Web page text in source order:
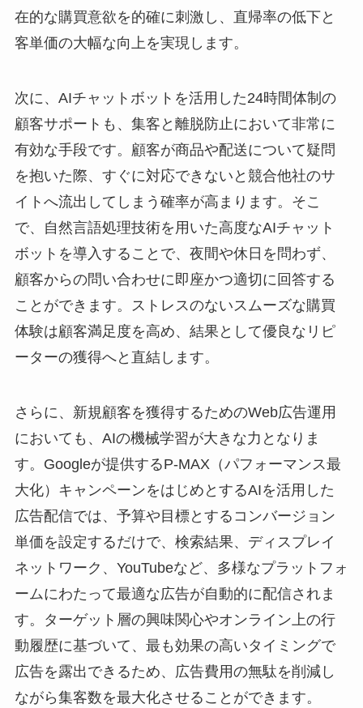
在的な購買意欲を的確に刺激し、直帰率の低下と
客単価の大幅な向上を実現します。
次に、AIチャットボットを活用した24時間体制の
顧客サポートも、集客と離脱防止において非常に
有効な手段です。顧客が商品や配送について疑問
を抱いた際、すぐに対応できないと競合他社のサ
イトへ流出してしまう確率が高まります。そこ
で、自然言語処理技術を用いた高度なAIチャット
ボットを導入することで、夜間や休日を問わず、
顧客からの問い合わせに即座かつ適切に回答する
ことができます。ストレスのないスムーズな購買
体験は顧客満足度を高め、結果として優良なリピ
ーターの獲得へと直結します。
さらに、新規顧客を獲得するためのWeb広告運用
においても、AIの機械学習が大きな力となりま
す。Googleが提供するP-MAX（パフォーマンス最
大化）キャンペーンをはじめとするAIを活用した
広告配信では、予算や目標とするコンバージョン
単価を設定するだけで、検索結果、ディスプレイ
ネットワーク、YouTubeなど、多様なプラットフォ
ームにわたって最適な広告が自動的に配信されま
す。ターゲット層の興味関心やオンライン上の行
動履歴に基づいて、最も効果の高いタイミングで
広告を露出できるため、広告費用の無駄を削減し
ながら集客数を最大化させることができます。